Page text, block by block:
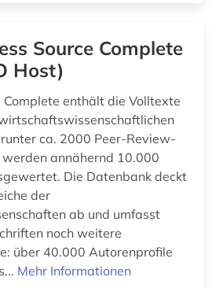
internetquelle (1)
(1)
krankenpflege (1)
krisenintervention (1)
Source Complete
Host)
enthält die Volltexte
ca. 2000 Peer-Review-
annähernd 10.000
Die Datenbank deckt
der
ab und umfasst
noch weitere
Mehr Informationen